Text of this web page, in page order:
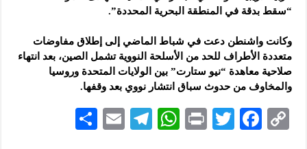
“سقط بدقة في المنطقة البحرية ‏المحددة”.‏
وكانت واشنطن دعت في شباط الماضي إلى إطلاق مفاوضات
متعددة ‏الأطراف للحد من الأسلحة النووية تشمل الصين، بعد انتهاء
صلاحية ‏معاهدة “نيو ستارت” بين الولايات المتحدة وروسيا
والمخاوف من حدوث ‏سباق انتشار نووي بعد وقفها.‏
C
F
T
P
W
Te
E